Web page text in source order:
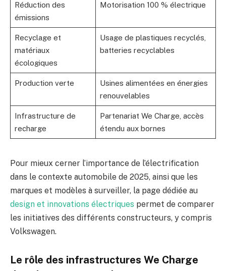
Réduction des
émissions
Motorisation 100 % électrique
Recyclage et
matériaux
écologiques
Usage de plastiques recyclés,
batteries recyclables
Production verte
Usines alimentées en énergies
renouvelables
Infrastructure de
recharge
Partenariat We Charge, accès
étendu aux bornes
Pour mieux cerner l’importance de l’électrification
dans le contexte automobile de 2025, ainsi que les
marques et modèles à surveiller, la page dédiée au
design et innovations électriques permet de comparer
les initiatives des différents constructeurs, y compris
Volkswagen.
Le rôle des infrastructures We Charge